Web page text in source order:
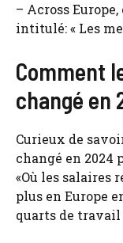
– Across
intitulé: « Les
Comment
changé en
Curieux de
changé en 2024
«Où les salaires
plus en Europe
quarts de travail